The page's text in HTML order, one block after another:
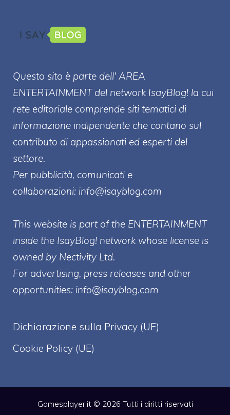
Questo sito è parte dell' AREA
ENTERTAINMENT del network IsayBlog! la cui
rete editoriale comprende siti tematici di
informazione indipendente che contano sul
contributo di appassionati ed esperti del
settore.
Per pubblicità, comunicati e
collaborazioni: info@isayblog.com
This website is part of the ENTERTAINMENT
inside the IsayBlog! network whose license is
owned by Nectivity Ltd.
For advertising, press releases and other
opportunities: info@isayblog.com
Dichiarazione sulla Privacy (UE)
Cookie Policy (UE)
Gamesplayer.it © 2026 Tutti i diritti riservati